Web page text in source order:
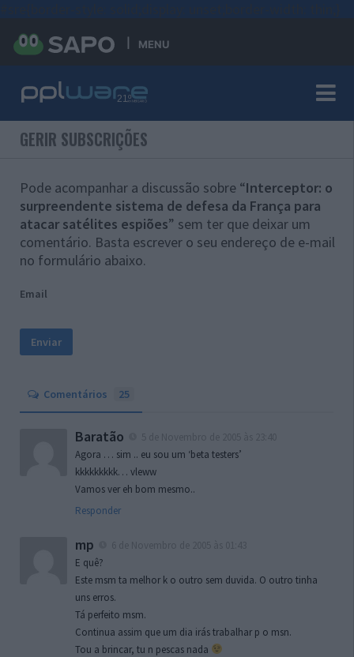
MENU
GERIR SUBSCRIÇÕES
Pode acompanhar a discussão sobre “Interceptor: o
surpreendente sistema de defesa da França para
atacar satélites espiões” sem ter que deixar um
comentário. Basta escrever o seu endereço de e-mail
no formulário abaixo.
Email
Comentários 25
Baratão
Agora … sim .. eu sou um ‘beta testers’
kkkkkkkkk… vleww
Vamos ver eh bom mesmo..
Responder
mp
E quê?
Este msm ta melhor k o outro sem duvida. O outro tinha
uns erros.
Tá perfeito msm.
Continua assim que um dia irás trabalhar p o msn.
Tou a brincar, tu n pescas nada